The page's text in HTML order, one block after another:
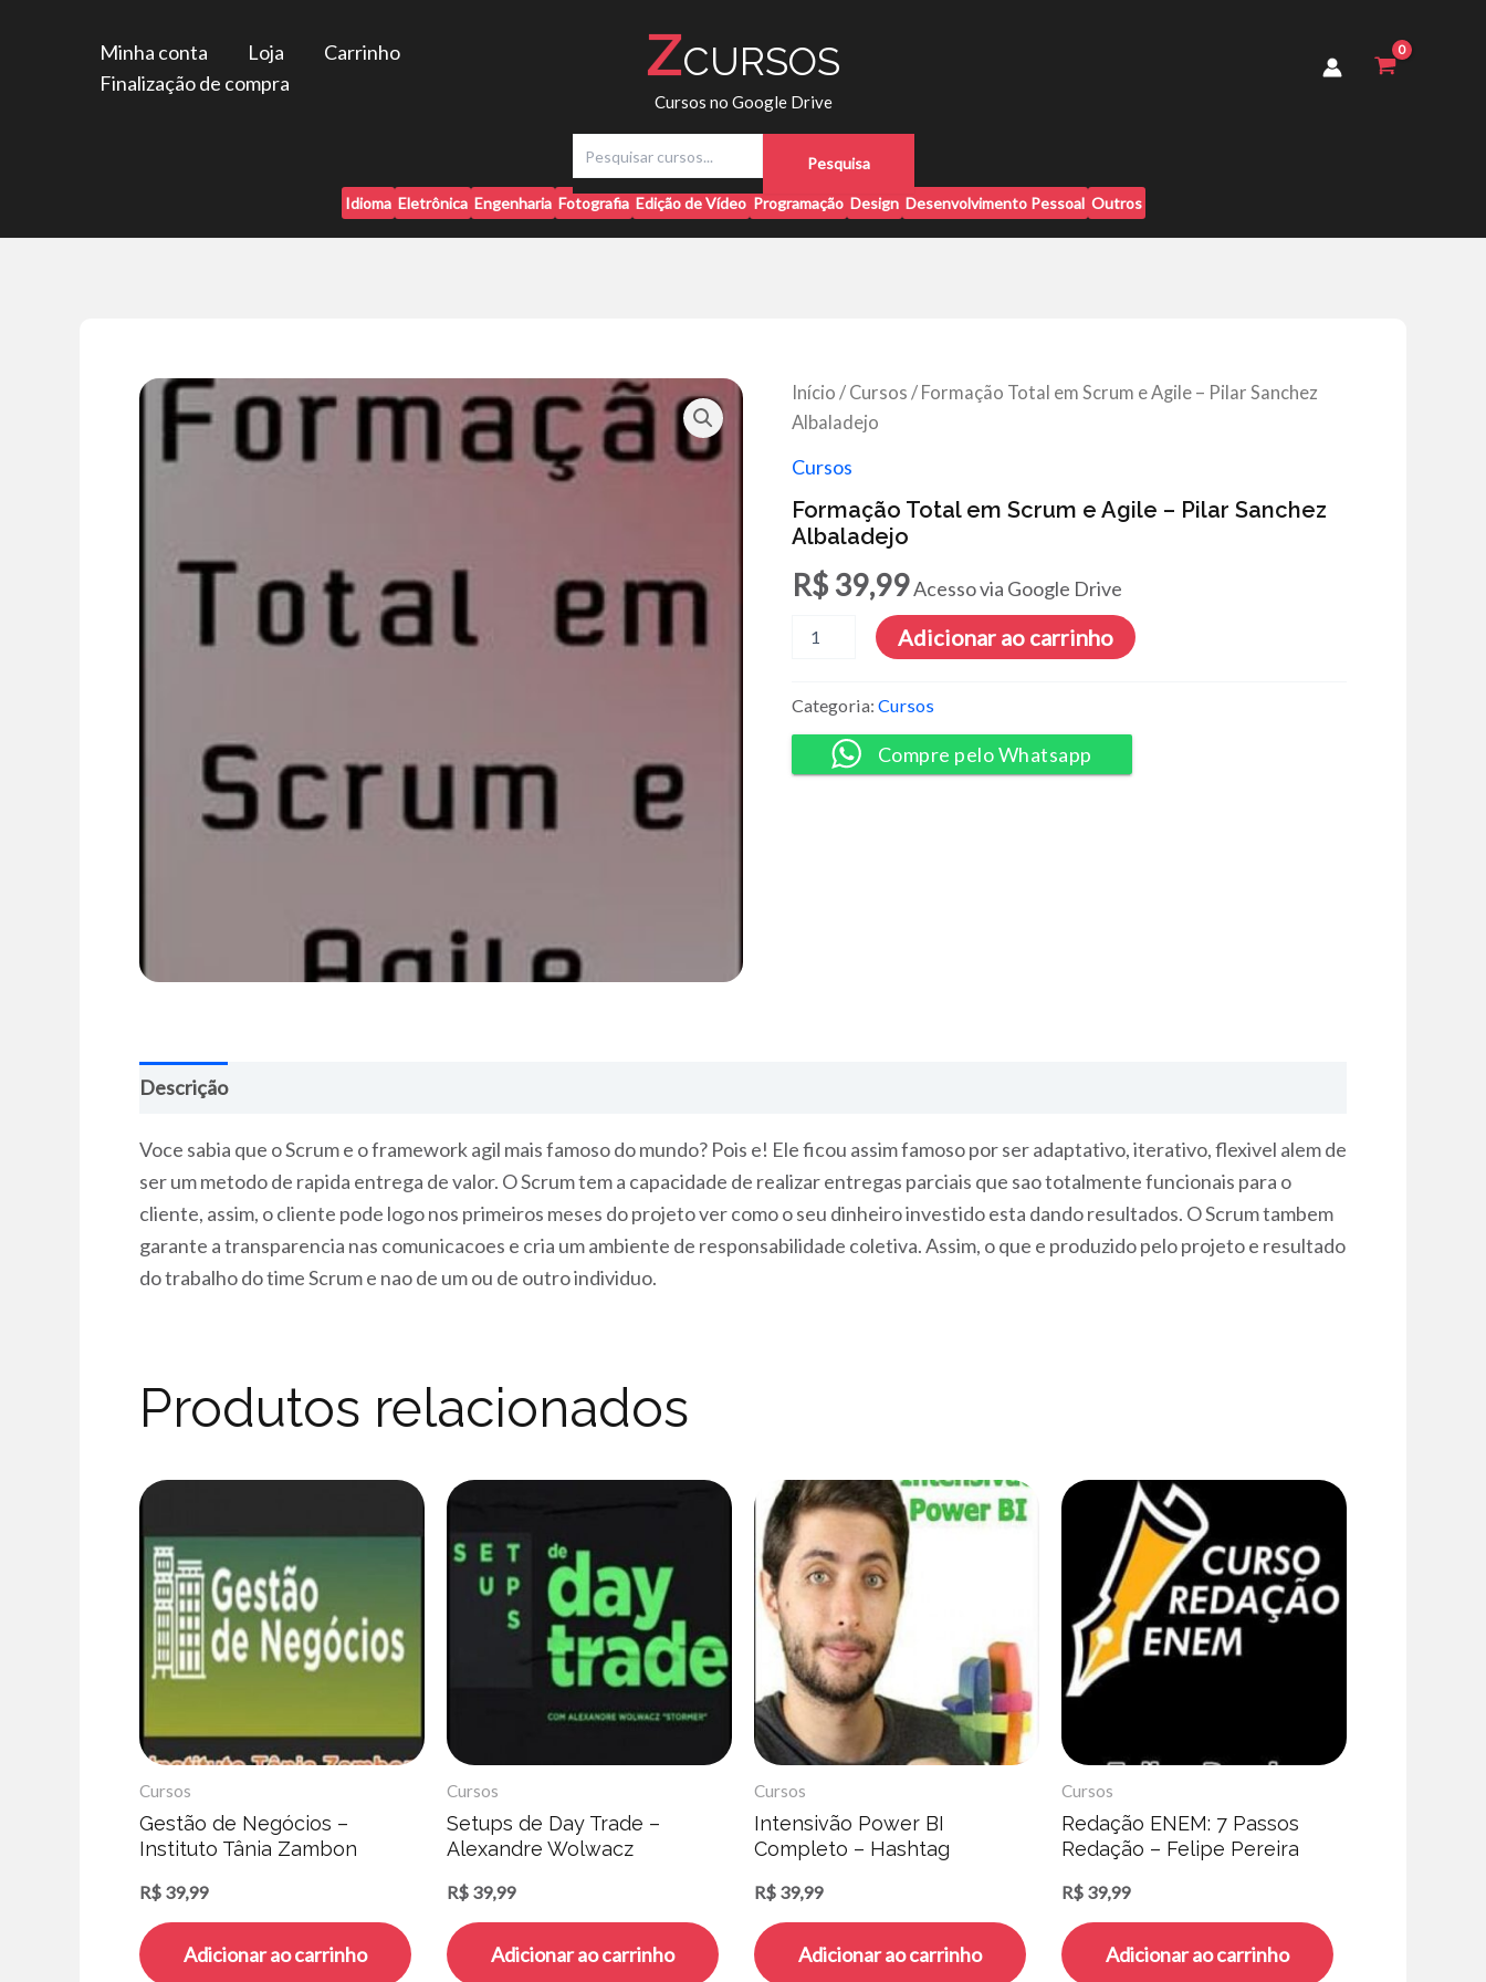
Minha conta Loja
Carrinho
Finalização de compra
ZCURSOS
Cursos no Google Drive
q
Pesquisa
Idioma Eletrônica Engenharia Fotografia Edição de Vídeo Programação Design Desenvolvimento Pessoal Outros
Início / Cursos / Formação Total em Scrum e Agile – Pilar Sanchez
Albaladejo
Cursos
Formação Total em Scrum e Agile – Pilar Sanchez
Albaladejo
R$39,99Acesso via Google Drive
Total
e
Agile
Pilar
Adicionar ao carrinho
Categoria: Cursos
Compre pelo Whatsapp
Descrição
Voce sabia que o Scrum e o framework agil mais famoso do mundo? Pois e! Ele ficou assim famoso por ser adaptativo, iterativo, flexivel alem de
ser um metodo de rapida entrega de valor. O Scrum tem a capacidade de realizar entregas parciais que sao totalmente funcionais para o
cliente, assim, o cliente pode logo nos primeiros meses do projeto ver como o seu dinheiro investido esta dando resultados. O Scrum tambem
garante a transparencia nas comunicacoes e cria um ambiente de responsabilidade coletiva. Assim, o que e produzido pelo projeto e resultado
do trabalho do time Scrum e nao de um ou de outro individuo.
Produtos relacionados
Cursos
Gestão de Negócios –
Instituto Tânia Zambon
R$ 39,99
Adicionar ao carrinho
Cursos
Setups de Day Trade –
Alexandre Wolwacz
R$ 39,99
Adicionar ao carrinho
Cursos
Intensivão Power BI
Completo – Hashtag
R$ 39,99
Adicionar ao carrinho
Cursos
Redação ENEM: 7 Passos
Redação – Felipe Pereira
R$ 39,99
Adicionar ao carrinho